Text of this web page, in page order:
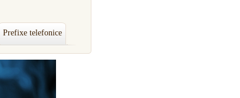
Prefixe telefonice